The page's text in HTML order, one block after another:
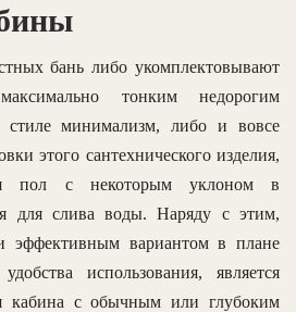
бань либо укомплектовывают
тонким недорогим
минимализм, либо и вовсе
этого сантехнического изделия,
пол с некоторым уклоном в
для слива воды. Наряду с этим,
эффективным вариантом в плане
использования, является
кабина с обычным или глубоким